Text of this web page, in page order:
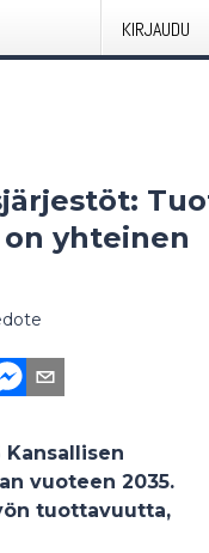
KIRJAUDU
on yhteinen
vuoteen 2035.
tuottavuutta,